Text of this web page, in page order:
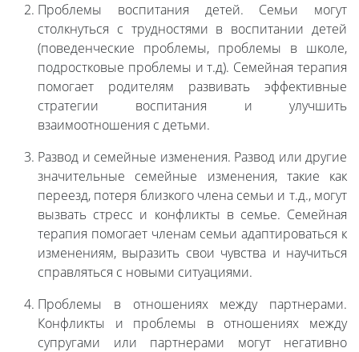
Проблемы воспитания детей. Семьи могут
столкнуться с трудностями в воспитании детей
(поведенческие проблемы, проблемы в школе,
подростковые проблемы и т.д). Семейная терапия
помогает родителям развивать эффективные
стратегии воспитания и улучшить
взаимоотношения с детьми.
Развод и семейные изменения. Развод или другие
значительные семейные изменения, такие как
переезд, потеря близкого члена семьи и т.д., могут
вызвать стресс и конфликты в семье. Семейная
терапия помогает членам семьи адаптироваться к
изменениям, выразить свои чувства и научиться
справляться с новыми ситуациями.
Проблемы в отношениях между партнерами.
Конфликты и проблемы в отношениях между
супругами или партнерами могут негативно